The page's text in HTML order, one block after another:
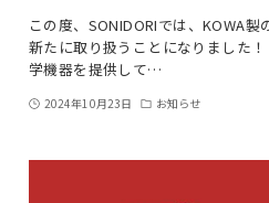
この度、SONIDORIでは、KOWA
新たに取り扱うことになりました
学機器を提供して…
2024年10月23日 お知らせ